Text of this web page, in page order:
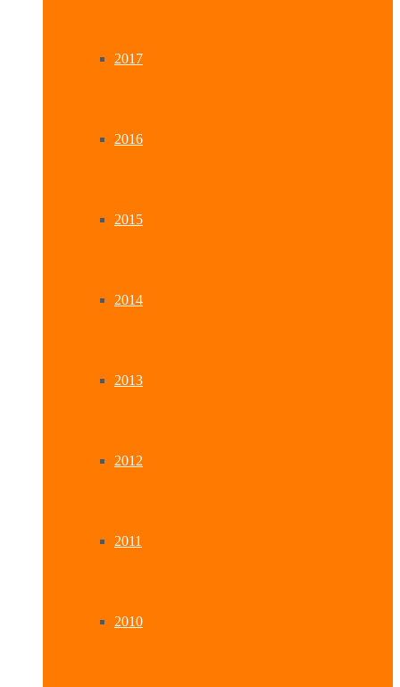
2017
2016
2015
2014
2013
2012
2011
2010